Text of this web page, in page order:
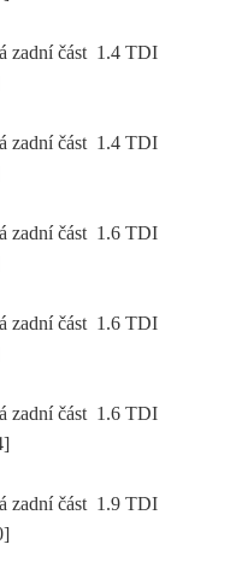
zadní část 1.4 TDI
zadní část 1.4 TDI
zadní část 1.6 TDI
zadní část 1.6 TDI
zadní část 1.6 TDI
zadní část 1.9 TDI